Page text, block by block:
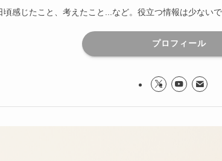
感じたこと、考えたこと...など。役立つ情報は少ない
プロフィール